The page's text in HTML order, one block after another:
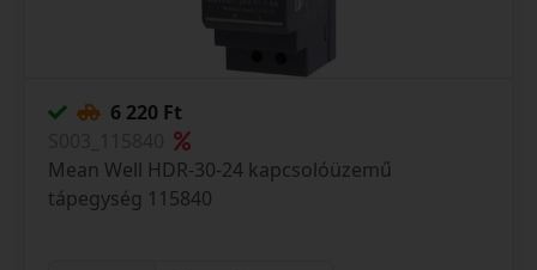
6 220 Ft
Mean Well HDR-30-24 kapcsolóüzemű
tápegység 115840